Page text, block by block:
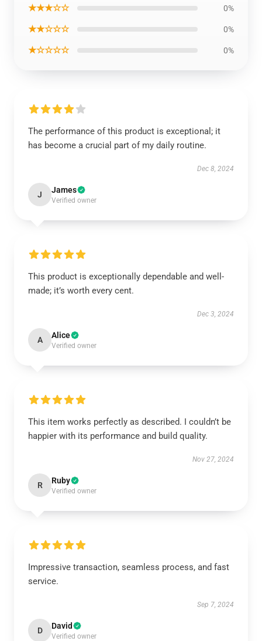
★★★☆☆ 0%
★★☆☆☆ 0%
★☆☆☆☆ 0%
The performance of this product is exceptional; it
has become a crucial part of my daily routine.
Dec 8, 2024
J James
Verified owner
This product is exceptionally dependable and well-
made; it’s worth every cent.
Dec 3, 2024
A Alice
Verified owner
This item works perfectly as described. I couldn’t be
happier with its performance and build quality.
Nov 27, 2024
R Ruby
Verified owner
Impressive transaction, seamless process, and fast
service.
Sep 7, 2024
D David
Verified owner